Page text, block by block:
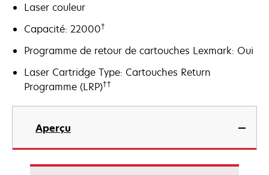
Laser couleur
Capacité: 22000†
Programme de retour de cartouches Lexmark: Oui
Laser Cartridge Type: Cartouches Return
Programme (LRP)††
Aperçu